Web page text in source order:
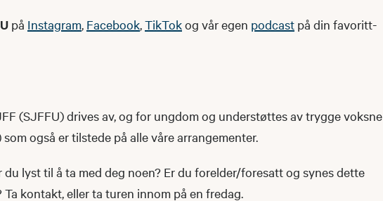
på Instagram, Facebook,TikTokog vår egen podcast på din favoritt-
(SJFFU) drives av, og for ungdom og understøttes av trygge voksne
også er tilstede på alle våre arrangementer.
du lyst til å ta med deg noen? Er du forelder/foresatt og synes dette
kontakt, eller ta turen innom på en fredag.